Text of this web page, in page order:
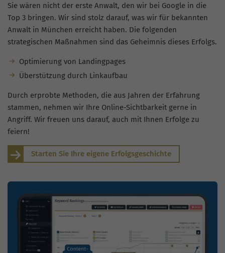
Sie wären nicht der erste Anwalt, den wir bei Google in die
Top 3 bringen. Wir sind stolz darauf, was wir für bekannten
Anwalt in München erreicht haben. Die folgenden
strategischen Maßnahmen sind das Geheimnis dieses Erfolgs.
Optimierung von Landingpages
Überstützung durch Linkaufbau
Durch erprobte Methoden, die aus Jahren der Erfahrung
stammen, nehmen wir Ihre Online-Sichtbarkeit gerne in
Angriff. Wir freuen uns darauf, auch mit Ihnen Erfolge zu
feiern!
Starten Sie Ihre eigene Erfolgsgeschichte